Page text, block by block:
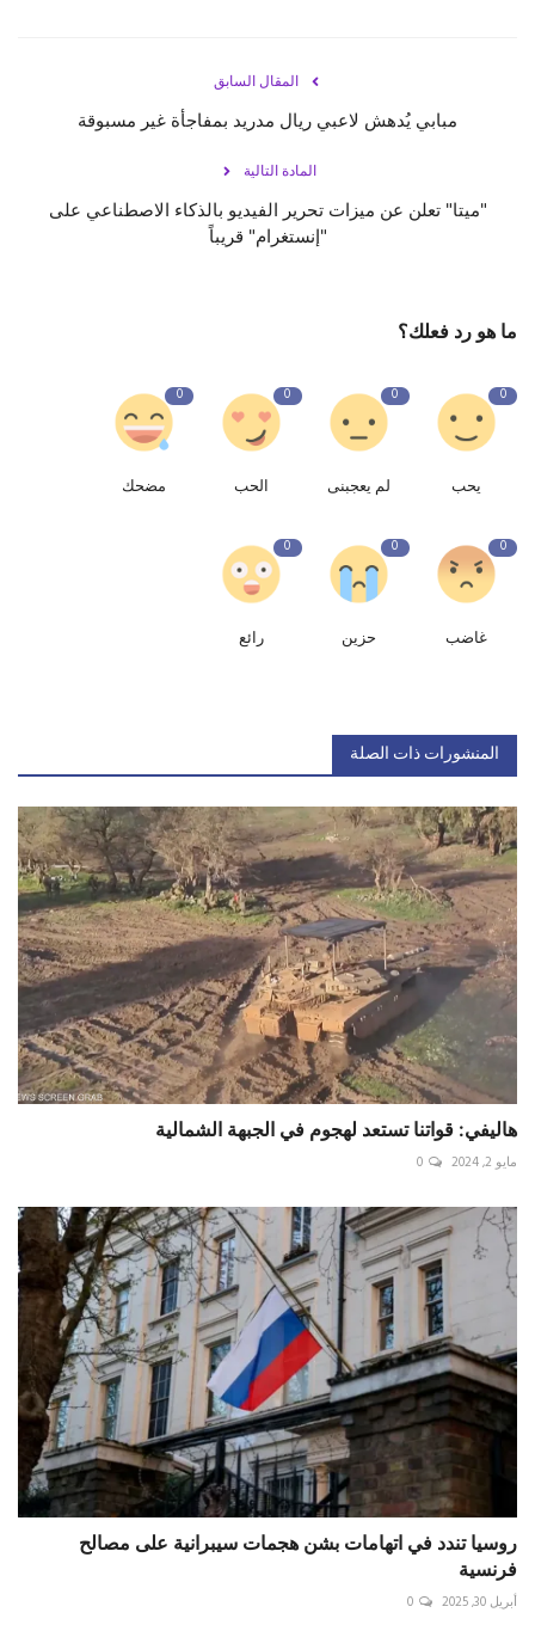
المقال السابق
مبابي يُدهش لاعبي ريال مدريد بمفاجأة غير مسبوقة
المادة التالية
"ميتا" تعلن عن ميزات تحرير الفيديو بالذكاء الاصطناعي على
"إنستغرام" قريباً
ما هو رد فعلك؟
0
يحب
0
لم يعجبنى
0
الحب
0
مضحك
0
غاضب
0
حزين
0
رائع
المنشورات ذات الصلة
هاليفي: قواتنا تستعد لهجوم في الجبهة الشمالية
مايو 2, 2024 0
روسيا تندد في اتهامات بشن هجمات سيبرانية على مصالح
فرنسية
أبريل 30, 2025 0